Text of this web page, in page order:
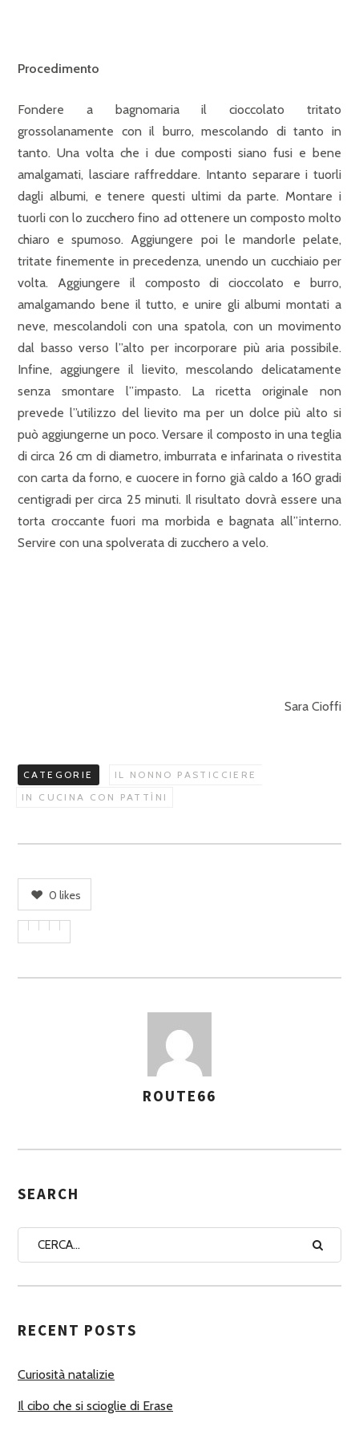
Procedimento
Fondere a bagnomaria il cioccolato tritato
grossolanamente con il burro, mescolando di tanto in
tanto. Una volta che i due composti siano fusi e bene
amalgamati, lasciare raffreddare. Intanto separare i tuorli
dagli albumi, e tenere questi ultimi da parte. Montare i
tuorli con lo zucchero fino ad ottenere un composto molto
chiaro e spumoso. Aggiungere poi le mandorle pelate,
tritate finemente in precedenza, unendo un cucchiaio per
volta. Aggiungere il composto di cioccolato e burro,
amalgamando bene il tutto, e unire gli albumi montati a
neve, mescolandoli con una spatola, con un movimento
dal basso verso l”alto per incorporare più aria possibile.
Infine, aggiungere il lievito, mescolando delicatamente
senza smontare l”impasto. La ricetta originale non
prevede l”utilizzo del lievito ma per un dolce più alto si
può aggiungerne un poco. Versare il composto in una teglia
di circa 26 cm di diametro, imburrata e infarinata o rivestita
con carta da forno, e cuocere in forno già caldo a 160 gradi
centigradi per circa 25 minuti. Il risultato dovrà essere una
torta croccante fuori ma morbida e bagnata all”interno.
Servire con una spolverata di zucchero a velo.
Sara Cioffi
CATEGORIE
IL NONNO PASTICCIERE
IN CUCINA CON PATTÌNI
0 likes
S
G
A
U
O
I
ROUTE66
SEARCH
RECENT POSTS
Curiosità natalizie
Il cibo che si scioglie di Erase